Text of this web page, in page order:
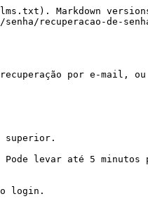
Markdown
recuperacao-de-
por e-mail,
superior.
levar até 5 minutos
o login.